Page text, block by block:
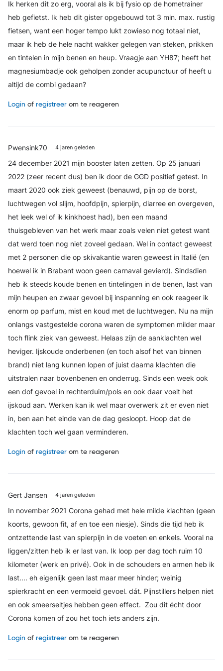
Ik herken dit zo erg, vooral als ik bij fysio op de hometrainer
heb gefietst. Ik heb dit gister opgebouwd tot 3 min. max. rustig
fietsen, want een hoger tempo lukt zowieso nog totaal niet,
maar ik heb de hele nacht wakker gelegen van steken, prikken
en tintelen in mijn benen en heup. Vraagje aan YH87; heeft het
magnesiumbadje ook geholpen zonder acupunctuur of heeft u
altijd de combi gedaan?
Login of registreer om te reageren
Pwensink70 4 jaren geleden
24 december 2021 mijn booster laten zetten. Op 25 januari
2022 (zeer recent dus) ben ik door de GGD positief getest. In
maart 2020 ook ziek geweest (benauwd, pijn op de borst,
luchtwegen vol slijm, hoofdpijn, spierpijn, diarree en overgeven,
het leek wel of ik kinkhoest had), ben een maand
thuisgebleven van het werk maar zoals velen niet getest want
dat werd toen nog niet zoveel gedaan. Wel in contact geweest
met 2 personen die op skivakantie waren geweest in Italië (en
hoewel ik in Brabant woon geen carnaval gevierd). Sindsdien
heb ik steeds koude benen en tintelingen in de benen, last van
mijn heupen en zwaar gevoel bij inspanning en ook reageer ik
enorm op parfum, mist en koud met de luchtwegen. Nu na mijn
onlangs vastgestelde corona waren de symptomen milder maar
toch flink ziek van geweest. Helaas zijn de aanklachten wel
heviger. Ijskoude onderbenen (en toch alsof het van binnen
brand) niet lang kunnen lopen of juist daarna klachten die
uitstralen naar bovenbenen en onderrug. Sinds een week ook
een dof gevoel in rechterduim/pols en ook daar voelt het
ijskoud aan. Werken kan ik wel maar overwerk zit er even niet
in, ben aan het einde van de dag gesloopt. Hoop dat de
klachten toch wel gaan verminderen.
Login of registreer om te reageren
Gert Jansen 4 jaren geleden
In november 2021 Corona gehad met hele milde klachten (geen
koorts, gewoon fit, af en toe een niesje). Sinds die tijd heb ik
ontzettende last van spierpijn in de voeten en enkels. Vooral na
liggen/zitten heb ik er last van. Ik loop per dag toch ruim 10
kilometer (werk en privé). Ook in de schouders en armen heb ik
last.... eh eigenlijk geen last maar meer hinder; weinig
spierkracht en een vermoeid gevoel. dát. Pijnstillers helpen niet
en ook smeerseltjes hebben geen effect. Zou dit écht door
Corona komen of zou het toch iets anders zijn.
Login of registreer om te reageren